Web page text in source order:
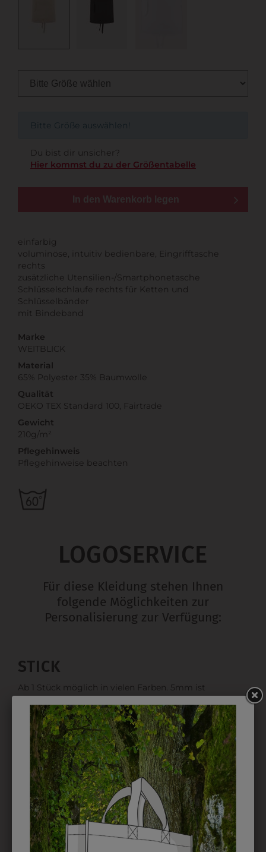
Bitte Größe auswählen!
Du bist dir unsicher?
Hier kommst du zu der Größentabelle
In den Warenkorb legen
einfarbig
voluminöse, intuitiv bedienbare, Eingrifftasche
rechts
zusätzliche Utensilien-/Smartphonetasche
Schlüsselschlaufe rechts für Ketten und
Schlüsselbänder
mit Bindeband
Marke
WEITBLICK
Material
65% Polyester 35% Baumwolle
Qualität
OEKO TEX Standard 100, Fairtrade
Gewicht
210g/m²
Pflegehinweis
Pflegehinweise beachten
LOGOSERVICE
Für diese Kleidung stehen Ihnen
folgende Möglichkeiten zur
Personalisierung zur Verfügung:
STICK
Ab 1 Stück möglich in vielen Farben. 5mm ist
Mindesthöhe bei einem Schriftzug. Für Logos und
Namen optimal. Waschbar bis zu 95°C.
EMBLEM
Kann gestickt oder bedruckt werden. Sehr vielseitig
einsetzbar und beim Sticken wieder ab 1 Stück
möglich.
DRUCK